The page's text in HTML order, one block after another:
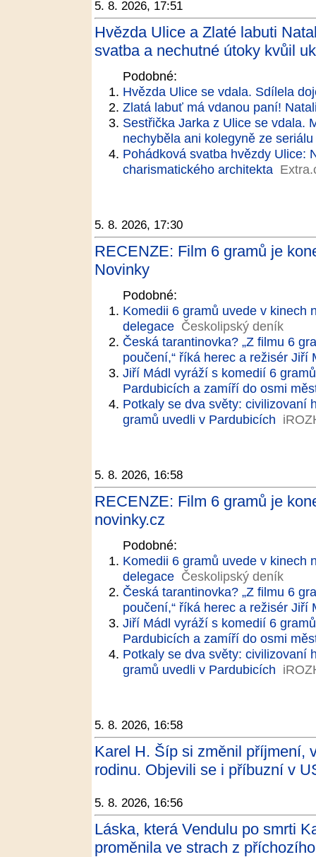
5. 8. 2026, 17:51
Hvězda Ulice a Zlaté labuti
svatba a nechutné útoky kvůil
Podobné:
Hvězda Ulice se vdala. Sdílela
Zlatá labuť má vdanou paní!
Sestřička Jarka z Ulice se vdala.
nechyběla ani kolegyně ze seriálu
Pohádková svatba hvězdy Ulice:
charismatického architekta
5. 8. 2026, 17:30
RECENZE: Film 6 gramů je
Novinky
Podobné:
Komedii 6 gramů uvede v kinech
delegace Českolipský deník
Česká tarantinovka? „Z filmu 6
poučení,“ říká herec a režisér Jiří
Jiří Mádl vyráží s komedií 6
Pardubicích a zamíří do osmi
Potkaly se dva světy: civilizovaní
gramů uvedli v Pardubicích
5. 8. 2026, 16:58
RECENZE: Film 6 gramů je
novinky.cz
Podobné:
Komedii 6 gramů uvede v kinech
delegace Českolipský deník
Česká tarantinovka? „Z filmu 6
poučení,“ říká herec a režisér Jiří
Jiří Mádl vyráží s komedií 6
Pardubicích a zamíří do osmi
Potkaly se dva světy: civilizovaní
gramů uvedli v Pardubicích
5. 8. 2026, 16:58
Karel H. Šíp si změnil příjmení,
rodinu. Objevili se i příbuzní v
5. 8. 2026, 16:56
Láska, která Vendulu po smrti
proměnila ve strach z